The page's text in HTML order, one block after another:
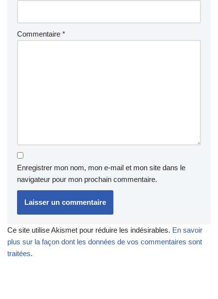
Commentaire *
Enregistrer mon nom, mon e-mail et mon site dans le
navigateur pour mon prochain commentaire.
Ce site utilise Akismet pour réduire les indésirables. En savoir
plus sur la façon dont les données de vos commentaires sont
traitées.